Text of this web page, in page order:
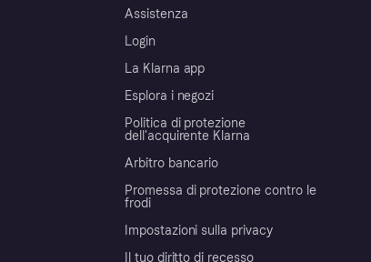
Assistenza
Login
La Klarna app
Esplora i negozi
Politica di protezione
dell'acquirente Klarna
Arbitro bancario
Promessa di protezione contro le
frodi
Impostazioni sulla privacy
Il tuo diritto di recesso